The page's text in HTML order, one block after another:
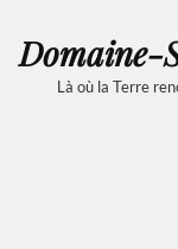
Domaine-
Là où la Terre